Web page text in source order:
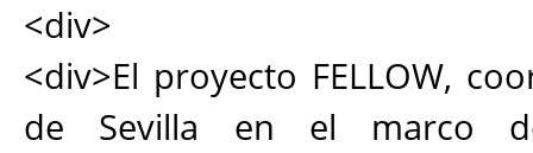
<div>
<div>El proyecto FELLOW,
de Sevilla en el marco